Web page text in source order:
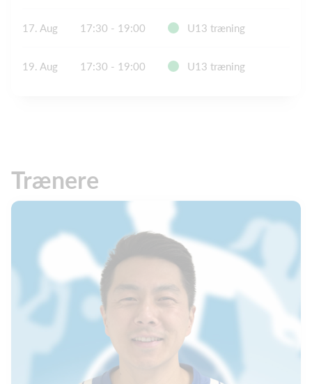
17. Aug 17:30 - 19:00 U13 træning
19. Aug 17:30 - 19:00 U13 træning
Trænere